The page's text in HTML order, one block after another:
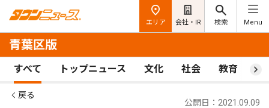
エリア 会社・IR 検索 Menu
青葉区版
すべて トップニュース 文化 社会 教育 ス
戻る
公開日：2021.09.09